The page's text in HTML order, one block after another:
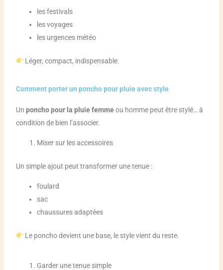
les festivals
les voyages
les urgences météo
Léger, compact, indispensable.
Comment porter un poncho pour pluie avec style
Un poncho pour la pluie femmeou homme peut être stylé… à
condition de bien l’associer.
Miser sur les accessoires
Un simple ajout peut transformer une tenue :
foulard
sac
chaussures adaptées
Le poncho devient une base, le style vient du reste.
Garder une tenue simple